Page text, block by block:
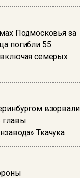
Подмосковья за
погибли 55
семерых
взорвали
главы
Ткачука